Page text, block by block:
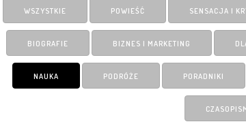
WSZYSTKIE POWIEŚĆ SENSACJA I
BIOGRAFIE BIZNES I MARKETING
NAUKA PODRÓŻE PORADNIKI